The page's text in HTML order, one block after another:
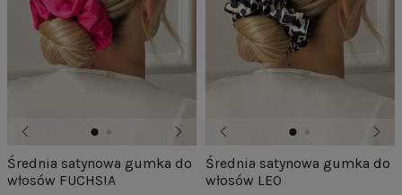
Średnia satynowa gumka do
włosów FUCHSIA
Średnia satynowa gumka do
włosów LEO